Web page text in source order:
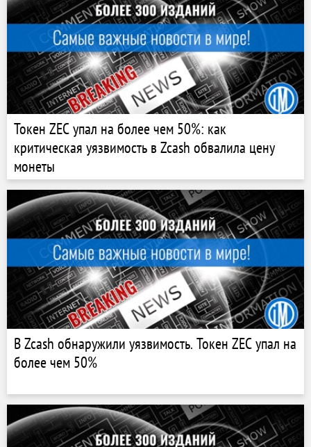
Токен ZEC упал на более чем 50%: как
критическая уязвимость в Zcash обвалила цену
монеты
В Zcash обнаружили уязвимость. Токен ZEC упал на
более чем 50%